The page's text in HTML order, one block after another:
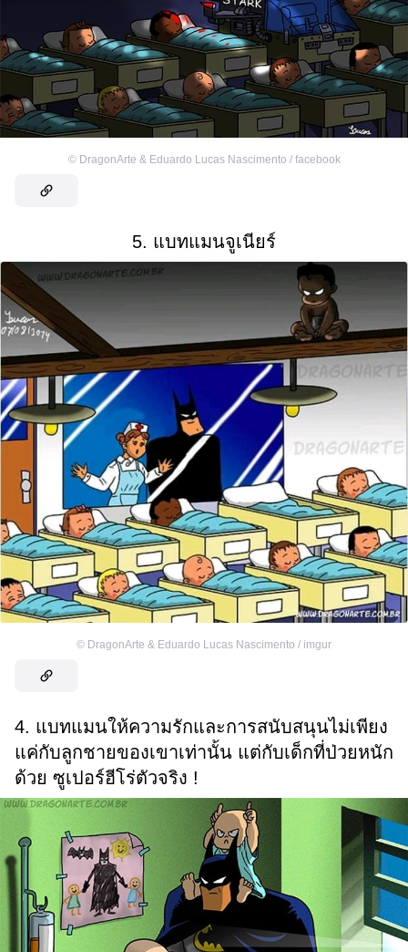
© DragonArte & Eduardo Lucas Nascimento / facebook
5. แบทแมนจูเนียร์
© DragonArte & Eduardo Lucas Nascimento / imgur
4. แบทแมนให้ความรักและการสนับสนุนไม่เพียง
แค่กับลูกชายของเขาเท่านั้น แต่กับเด็กที่ป่วยหนัก
ด้วย ซูเปอร์ฮีโร่ตัวจริง !